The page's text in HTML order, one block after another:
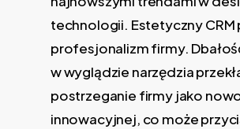
technologii. Estetyczny CRM
profesjonalizm firmy.
w wyglądzie narzędzia
postrzeganie firmy jako
innowacyjnej, co może